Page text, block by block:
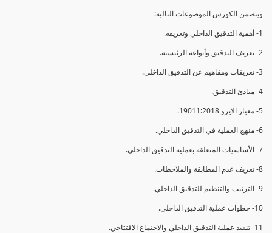
ويتضمن الكورس الموضوعات التالية:
1- أهمية التدقيق الداخلي وتعريفه.
2- تعريف التدقيق وأنواعه الرئيسية.
3- تعريفات ومفاهيم عن التدقيق الداخلي.
4- مبادئ التدقيق.
5- معيار الايزو 19011:2018.
6- منهج العملية في التدقيق الداخلي.
7- الأساسيات المتعلقة بعملية التدقيق الداخلي.
8- تعريف عدم المطابقة والملاحظات.
9- الترتيب والتنظيم للتدقيق الداخلي.
10- خطوات عملية التدقيق الداخلي.
11- تنفيذ عملية التدقيق الداخلي والاجتماع الافتتاحي.